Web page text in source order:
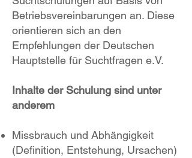
Betriebsvereinbarungen an. Diese
orientieren sich an den
Empfehlungen der Deutschen
Hauptstelle für Suchtfragen e.V.
Inhalte der Schulung sind unter
anderem
Missbrauch und Abhängigkeit
(Definition, Entstehung, Ursachen)